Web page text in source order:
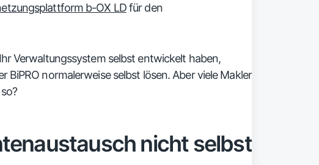
b-OX LDfür den
Verwaltungssystem selbst entwickelt haben,
BiPRO normalerweise selbst lösen. Aber viele Makler
nicht selbst